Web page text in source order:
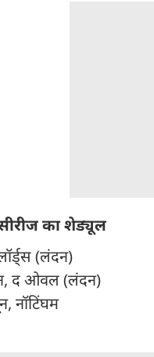
का शेड्यूल
(लंदन)
द ओवल (लंदन)
नॉटिंघम